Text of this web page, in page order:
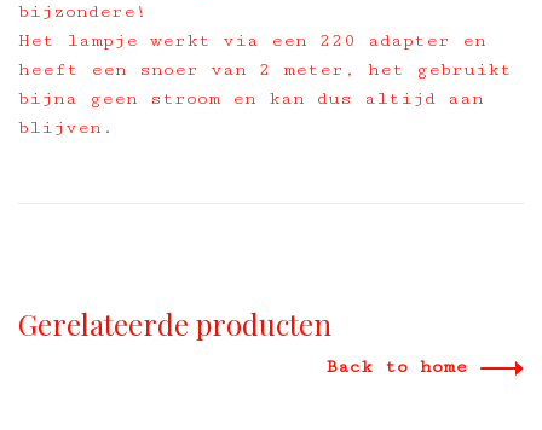
bijzondere!
Het lampje werkt via een 220 adapter en
heeft een snoer van 2 meter, het gebruikt
bijna geen stroom en kan dus altijd aan
blijven.
Gerelateerde producten
Back to home